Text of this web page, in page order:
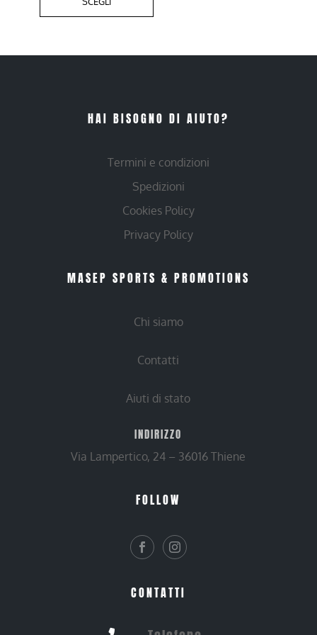
HAI BISOGNO DI AIUTO?
Termini e condizioni
Spedizioni
Cookies Policy
Privacy Policy
MASEP SPORTS & PROMOTIONS
Chi siamo
Contatti
Aiuti di stato
INDIRIZZO
Via Lampertico, 24 – 36016 Thiene
FOLLOW
CONTATTI